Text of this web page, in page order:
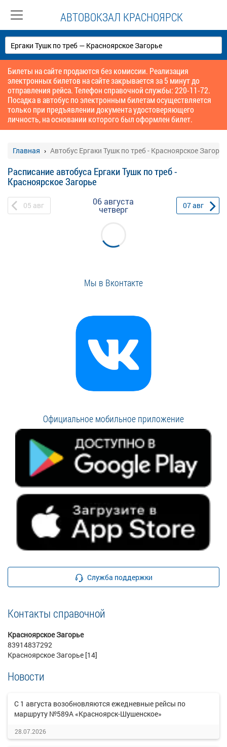
АВТОВОКЗАЛ КРАСНОЯРСК
Билеты на сайте продаются без комиссии. Реализация
электронных билетов на сайте закрывается за 5 минут до
отправления рейса. Телефон справочной службы: 220-11-72.
Посадка в автобус по электронным билетам осуществляется
только при предъявлении документа удостоверяющего
личность, на основании которого был оформлен билет.
Главная Автобус Ергаки Тушк по треб - Красноярское Загорье
Расписание автобуса Ергаки Тушк по треб -
Красноярское Загорье
05 авг 06 августа
четверг 07авг
Мы в Вконтакте
Официальное мобильное приложение
Служба поддержки
Контакты справочной
Красноярское Загорье
83914837292
Красноярское Загорье [14]
Новости
С 1 августа возобновляются ежедневные рейсы по
маршруту №589А «Красноярск-Шушенское»
28.07.2026